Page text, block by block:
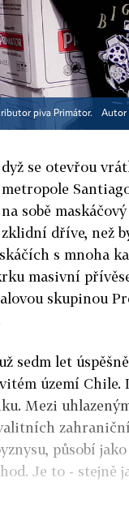
piva Primátor. Autor
dyž se otevřou
metropole
na sobě
zklidní dříve, než
s mnoha
masivní
skupinou
sedm let
území
Mezi
působí
Je to - stejně